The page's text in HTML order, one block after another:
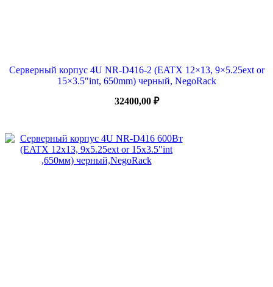
Серверный корпус 4U NR-D416-2 (EATX 12×13, 9×5.25ext or
15×3.5″int, 650mm) черный, NegoRack
32400,00 ₽